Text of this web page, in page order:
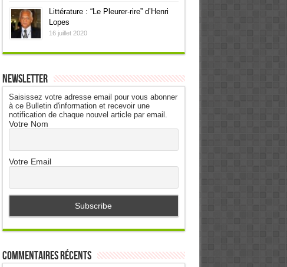
Littérature : “Le Pleurer-rire” d’Henri
Lopes
16 juillet 2020
Newsletter
Saisissez votre adresse email pour vous abonner
à ce Bulletin d'information et recevoir une
notification de chaque nouvel article par email.
Votre Nom
Votre Email
Commentaires récents